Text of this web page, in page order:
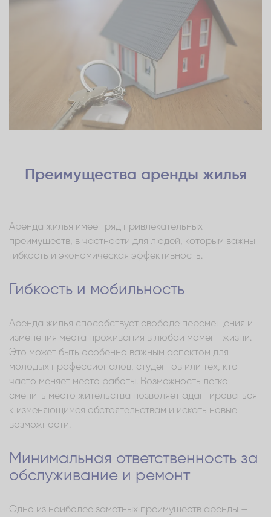
Преимущества аренды жилья
Аренда жилья имеет ряд привлекательных
преимуществ, в частности для людей, которым важны
гибкость и экономическая эффективность.
Гибкость и мобильность
Аренда жилья способствует свободе перемещения и
изменения места проживания в любой момент жизни.
Это может быть особенно важным аспектом для
молодых профессионалов, студентов или тех, кто
часто меняет место работы. Возможность легко
сменить место жительства позволяет адаптироваться
к изменяющимся обстоятельствам и искать новые
возможности.
Минимальная ответственность за
обслуживание и ремонт
Одно из наиболее заметных преимуществ аренды —